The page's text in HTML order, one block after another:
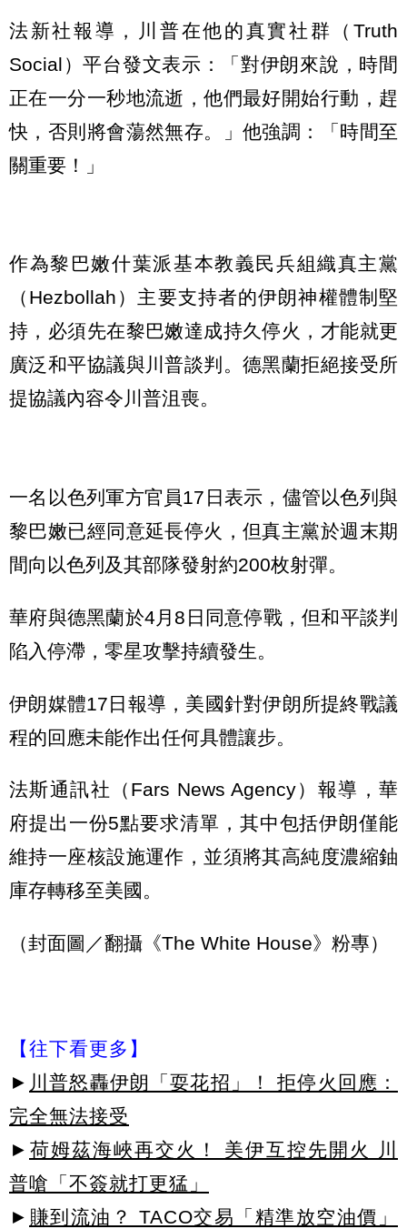
法新社報導，川普在他的真實社群（Truth
Social）平台發文表示：「對伊朗來說，時間
正在一分一秒地流逝，他們最好開始行動，趕
快，否則將會蕩然無存。」他強調：「時間至
關重要！」
作為黎巴嫩什葉派基本教義民兵組織真主黨
（Hezbollah）主要支持者的伊朗神權體制堅
持，必須先在黎巴嫩達成持久停火，才能就更
廣泛和平協議與川普談判。德黑蘭拒絕接受所
提協議內容令川普沮喪。
一名以色列軍方官員17日表示，儘管以色列與
黎巴嫩已經同意延長停火，但真主黨於週末期
間向以色列及其部隊發射約200枚射彈。
華府與德黑蘭於4月8日同意停戰，但和平談判
陷入停滯，零星攻擊持續發生。
伊朗媒體17日報導，美國針對伊朗所提終戰議
程的回應未能作出任何具體讓步。
法斯通訊社（Fars News Agency）報導，華
府提出一份5點要求清單，其中包括伊朗僅能
維持一座核設施運作，並須將其高純度濃縮鈾
庫存轉移至美國。
（封面圖／翻攝《The White House》粉專）
【往下看更多】
► 川普怒轟伊朗「耍花招」！ 拒停火回應：
完全無法接受
► 荷姆茲海峽再交火！ 美伊互控先開火 川
普嗆「不簽就打更猛」
► 賺到流油？ TACO交易「精準放空油價」